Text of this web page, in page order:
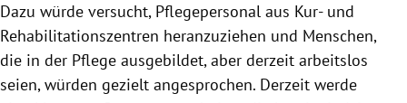
Dazu würde versucht, Pflegepersonal aus Kur- und
Rehabilitationszentren heranzuziehen und Menschen,
die in der Pflege ausgebildet, aber derzeit arbeitslos
seien, würden gezielt angesprochen. Derzeit werde